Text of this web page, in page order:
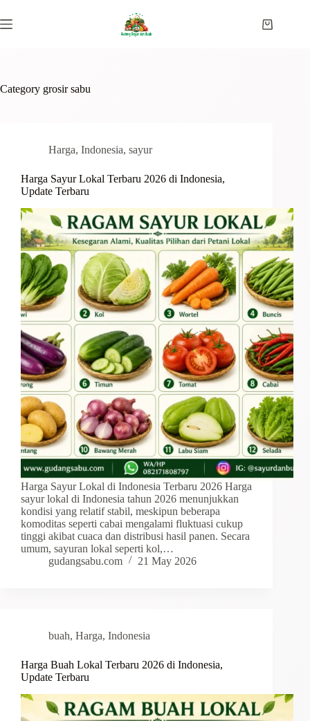
to
content
Shopping
Category grosir sabu
Harga, Indonesia, sayur
Harga Sayur Lokal Terbaru 2026 di Indonesia,
Update Terbaru
Harga Sayur Lokal di Indonesia Terbaru 2026 Harga
sayur lokal di Indonesia tahun 2026 menunjukkan
kondisi yang relatif stabil, meskipun beberapa
komoditas seperti cabai mengalami fluktuasi cukup
tinggi akibat cuaca dan distribusi hasil panen. Secara
umum, sayuran lokal seperti kol,…
gudangsabu.com
21 May 2026
buah, Harga, Indonesia
Harga Buah Lokal Terbaru 2026 di Indonesia,
Update Terbaru